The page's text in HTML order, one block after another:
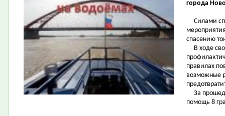
города
Силами
спасению
В ходе
правилах
возможные
За
помощь 8